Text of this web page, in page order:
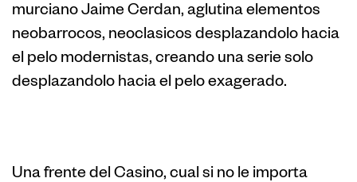
murciano Jaime Cerdan, aglutina elementos
neobarrocos, neoclasicos desplazandolo hacia
el pelo modernistas, creando una serie solo
desplazandolo hacia el pelo exagerado.
Una frente del Casino, cual si no le importa